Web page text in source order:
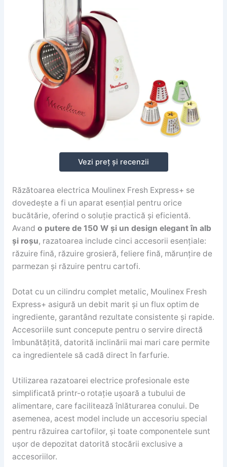
Vezi preț și recenzii
Răzătoarea electrica Moulinex Fresh Express+ se
dovedește a fi un aparat esențial pentru orice
bucătărie, oferind o soluție practică și eficientă.
Avand o putere de 150 W și un design elegant în alb
și roșu, razatoarea include cinci accesorii esențiale:
răzuire fină, răzuire grosieră, feliere fină, mărunțire de
parmezan și răzuire pentru cartofi.
Dotat cu un cilindru complet metalic, Moulinex Fresh
Express+ asigură un debit marit și un flux optim de
ingrediente, garantând rezultate consistente și rapide.
Accesoriile sunt concepute pentru o servire directă
îmbunătățită, datorită inclinării mai mari care permite
ca ingredientele să cadă direct în farfurie.
Utilizarea razatoarei electrice profesionale este
simplificată printr-o rotație ușoară a tubului de
alimentare, care facilitează înlăturarea conului. De
asemenea, acest model include un accesoriu special
pentru răzuirea cartofilor, și toate componentele sunt
ușor de depozitat datorită stocării exclusive a
accesoriilor.